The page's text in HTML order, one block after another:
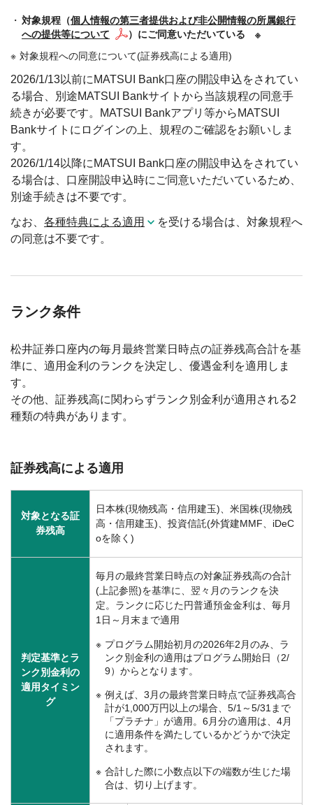
対象規程（個人情報の第三者提供および非公開情報の所属銀行
への提供等について
）にご同意いただいている ※
対象規程への同意について(証券残高による適用)
2026/1/13以前にMATSUI Bank口座の開設申込をされてい
る場合、別途MATSUI Bankサイトから当該規程の同意手
続きが必要です。MATSUI Bankアプリ等からMATSUI
Bankサイトにログインの上、規程のご確認をお願いしま
す。
2026/1/14以降にMATSUI Bank口座の開設申込をされてい
る場合は、口座開設申込時にご同意いただいているため、
別途手続きは不要です。
なお、 各種特典による適用
を受ける場合は、対象規程へ
の同意は不要です。
ランク条件
松井証券口座内の毎月最終営業日時点の証券残高合計を基
準に、適用金利のランクを決定し、優遇金利を適用しま
す。
その他、証券残高に関わらずランク別金利が適用される2
種類の特典があります。
証券残高による適用
対象となる証
券残高
日本株(現物残高・信用建玉)、米国株(現物残
高・信用建玉)、投資信託(外貨建MMF、iDeC
oを除く)
判定基準とラ
ンク別金利の
適用タイミン
グ
毎月の最終営業日時点の対象証券残高の合計
(上記参照)を基準に、翌々月のランクを決
定。ランクに応じた円普通預金金利は、毎月
1日～月末まで適用
プログラム開始初月の2026年2月のみ、ラ
ンク別金利の適用はプログラム開始日（2/
9）からとなります。
例えば、3月の最終営業日時点で証券残高合
計が1,000万円以上の場合、5/1～5/31まで
「プラチナ」が適用。6月分の適用は、4月
に適用条件を満たしているかどうかで決定
されます。
合計した際に小数点以下の端数が生じた場
合は、切り上げます。